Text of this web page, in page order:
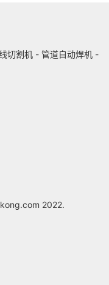
切割机 - 管道自动焊机 -
2022.